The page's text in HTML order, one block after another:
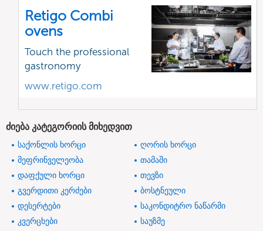
Retigo Combi
ovens
Touch the professional
gastronomy
www.retigo.com
ძიება კატეგორიის მიხედვით
საქონლის ხორცი
ღორის ხორცი
მეფრინველეობა
თამაში
დაფქული ხორცი
თევზი
გვერდითი კერძები
ბოსტნეული
დესერტები
საკონდიტრო ნაწარმი
კვერცხები
საუზმე